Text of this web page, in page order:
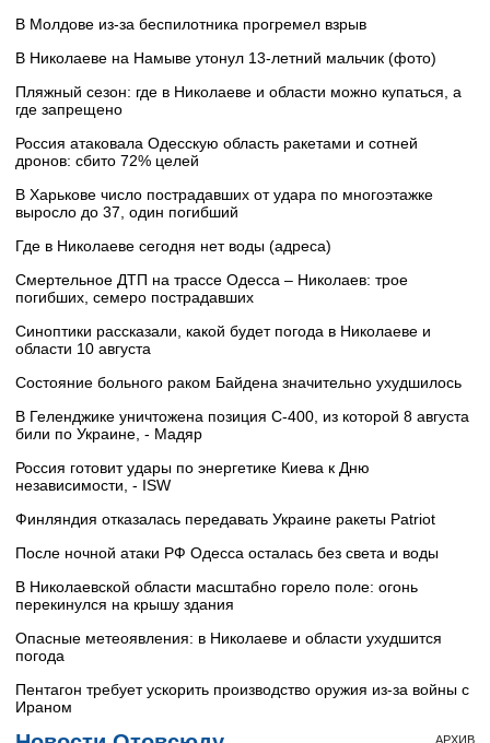
В Молдове из-за беспилотника прогремел взрыв
В Николаеве на Намыве утонул 13-летний мальчик (фото)
Пляжный сезон: где в Николаеве и области можно купаться, а
где запрещено
Россия атаковала Одесскую область ракетами и сотней
дронов: сбито 72% целей
В Харькове число пострадавших от удара по многоэтажке
выросло до 37, один погибший
Где в Николаеве сегодня нет воды (адреса)
Смертельное ДТП на трассе Одесса – Николаев: трое
погибших, семеро пострадавших
Синоптики рассказали, какой будет погода в Николаеве и
области 10 августа
Состояние больного раком Байдена значительно ухудшилось
В Геленджике уничтожена позиция С-400, из которой 8 августа
били по Украине, - Мадяр
Россия готовит удары по энергетике Киева к Дню
независимости, - ISW
Финляндия отказалась передавать Украине ракеты Patriot
После ночной атаки РФ Одесса осталась без света и воды
В Николаевской области масштабно горело поле: огонь
перекинулся на крышу здания
Опасные метеоявления: в Николаеве и области ухудшится
погода
Пентагон требует ускорить производство оружия из-за войны с
Ираном
АРХИВ